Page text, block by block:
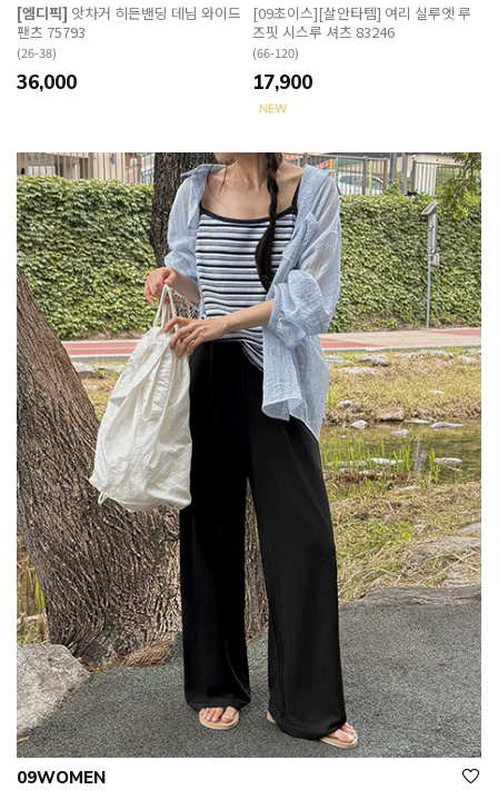
[엠디픽] 앗차거 히든밴딩 데님 와이드
팬츠 75793
(26-38)
36,000
[09초이스][살안타템] 여리 실루엣 루
즈핏 시스루 셔츠 83246
(66-120)
17,900
09WOMEN